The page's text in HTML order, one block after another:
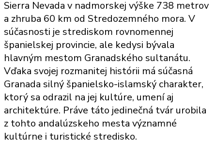
vidieť,
čo
navštíviť,
čo
vynechať
Sierra Nevada v nadmorskej výške 738 metrov
a zhruba 60 km od Stredozemného mora. V
súčasnosti je strediskom rovnomennej
španielskej provincie, ale kedysi bývala
hlavným mestom Granadského sultanátu.
Vďaka svojej rozmanitej histórii má súčasná
Granada silný španielsko-islamský charakter,
ktorý sa odrazil na jej kultúre, umení aj
architektúre. Práve táto jedinečná tvár urobila
z tohto andalúzskeho mesta významné
kultúrne i turistické stredisko.